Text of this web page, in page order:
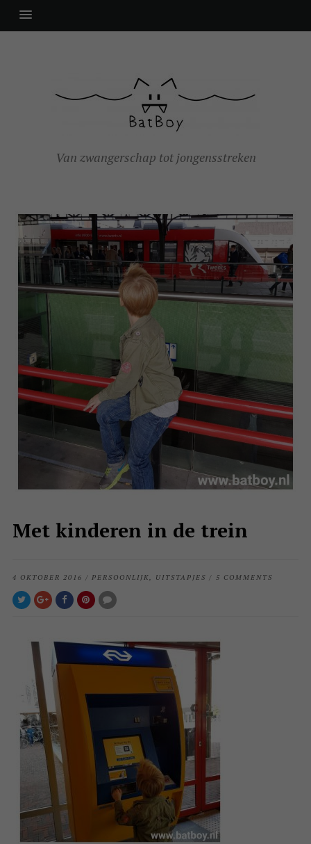
Van zwangerschap tot jongensstreken
Met kinderen in de trein
4 OKTOBER 2016 / PERSOONLIJK, UITSTAPJES / 5 COMMENTS